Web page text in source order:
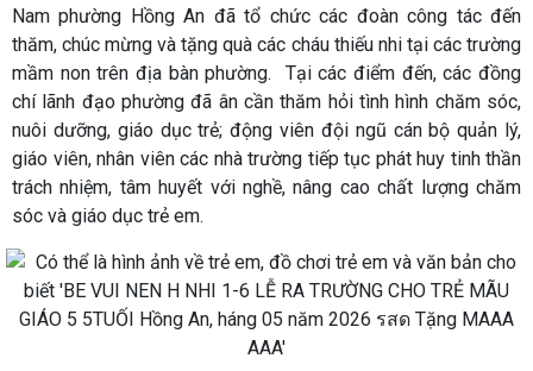
Nam phường Hồng An đã tổ chức các đoàn công tác đến
thăm, chúc mừng và tặng quà các cháu thiếu nhi tại các trường
mầm non trên địa bàn phường. Tại các điểm đến, các đồng
chí lãnh đạo phường đã ân cần thăm hỏi tình hình chăm sóc,
nuôi dưỡng, giáo dục trẻ; động viên đội ngũ cán bộ quản lý,
giáo viên, nhân viên các nhà trường tiếp tục phát huy tinh thần
trách nhiệm, tâm huyết với nghề, nâng cao chất lượng chăm
sóc và giáo dục trẻ em.